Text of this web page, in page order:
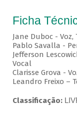
Ficha
Jane Duboc - Voz,
Pablo Savalla -
Jefferson
Vocal
Clarisse Grova -
Leandro Freixo –
Classificação: